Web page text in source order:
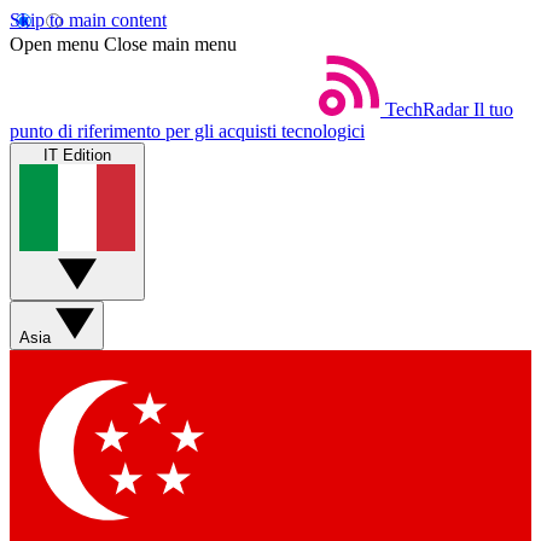
Skip to main content
Open menu Close main menu
TechRadar Il tuo
punto di riferimento per gli acquisti tecnologici
IT Edition
Asia